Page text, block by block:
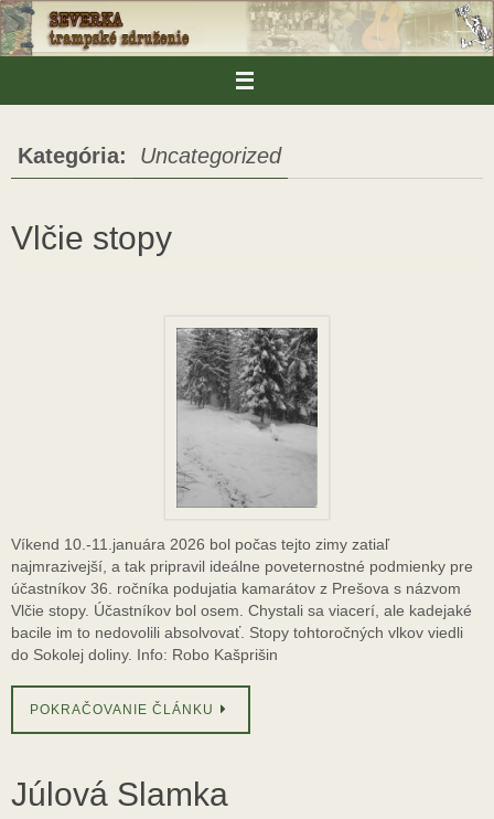
Skip
to
content
Kategória: Uncategorized
Vlčie stopy
Víkend 10.-11.januára 2026 bol počas tejto zimy zatiaľ
najmrazivejší, a tak pripravil ideálne poveternostné podmienky pre
účastníkov 36. ročníka podujatia kamarátov z Prešova s názvom
Vlčie stopy. Účastníkov bol osem. Chystali sa viacerí, ale kadejaké
bacile im to nedovolili absolvovať. Stopy tohtoročných vlkov viedli
do Sokolej doliny. Info: Robo Kašprišin
POKRAČOVANIE ČLÁNKU
Júlová Slamka